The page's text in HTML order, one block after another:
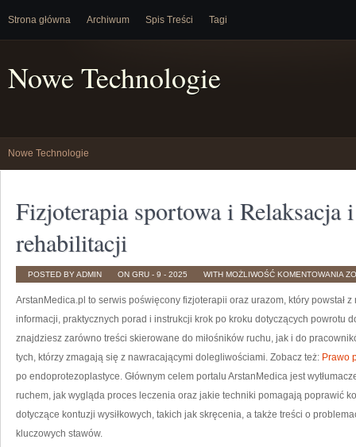
Strona główna Archiwum Spis Treści Tagi
Nowe Technologie
Nowe Technologie
Fizjoterapia sportowa i Relaksacja
rehabilitacji
POSTED BY ADMIN ON GRU - 9 - 2025 WITH MOŻLIWOŚĆ KOMENTOWANIA
W
ArstanMedica.pl to serwis poświęcony fizjoterapii oraz urazom, który powstał
informacji, praktycznych porad i instrukcji krok po kroku dotyczących powrotu
znajdziesz zarówno treści skierowane do miłośników ruchu, jak i do
tych, którzy zmagają się z nawracającymi dolegliwościami. Zobacz też: Prawo
po endoprotezoplastyce. Głównym celem portalu ArstanMedica jest
ruchem, jak wygląda proces leczenia oraz jakie techniki pomagają poprawić
dotyczące kontuzji wysiłkowych, takich jak skręcenia, a także treści o
kluczowych stawów.